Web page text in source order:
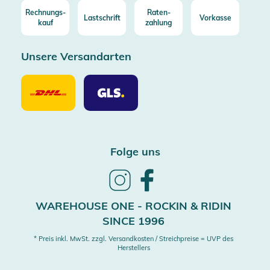
Rechnungs-
kauf
Lastschrift
Raten-
zahlung
Vorkasse
Unsere Versandarten
Unsere
Versandarten
DHL
Unsere
Versandarten
GLS
Folge uns
Follow
InstagramFacebook
WAREHOUSE ONE - ROCKIN & RIDIN
SINCE 1996
* Preis inkl. MwSt. zzgl. Versandkosten / Streichpreise = UVP des
Herstellers